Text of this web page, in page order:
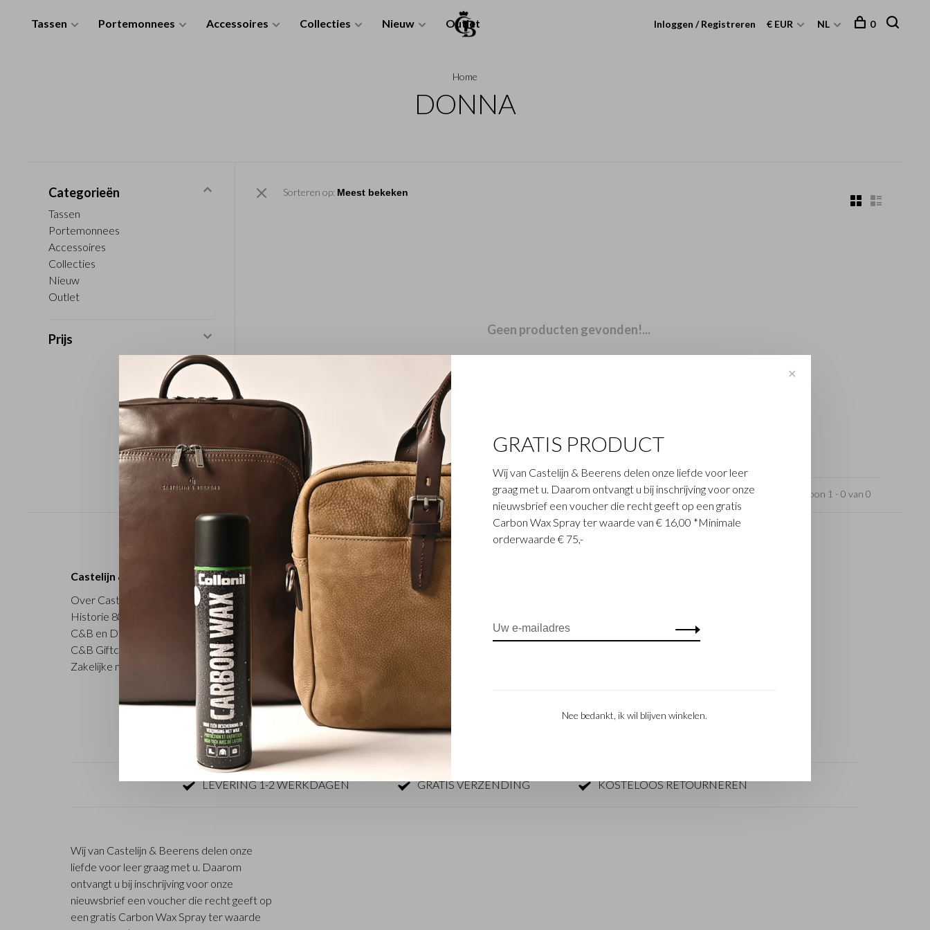
Tassen Portemonnees Accessoires Collecties Nieuw Outlet Inloggen / Registreren € EUR NL 0
Home
DONNA
Categorieën
Tassen
Portemonnees
Accessoires
Collecties
Nieuw
Outlet
Prijs
Sorteren op:
Geen producten gevonden!...
Sorteren op: Toon 1 - 0 van 0
Castelijn & Beerens
Over Castelijn & Beerens
Historie 80 jaar
C&B en Duurzaam ondernemen
C&B Giftcard
Zakelijke mogelijkheden
Officiële verkooppunten
Acties
Dealerlogin
Collecties
Betalen
LEVERING 1-2 WERKDAGEN GRATIS VERZENDING KOSTELOOS RETOURNEREN
Wij van Castelijn & Beerens delen onze
liefde voor leer graag met u. Daarom
ontvangt u bij inschrijving voor onze
nieuwsbrief een voucher die recht geeft op
een gratis Carbon Wax Spray ter waarde
✕
GRATIS PRODUCT
Wij van Castelijn & Beerens delen onze liefde voor leer
graag met u. Daarom ontvangt u bij inschrijving voor onze
nieuwsbrief een voucher die recht geeft op een gratis
Carbon Wax Spray ter waarde van € 16,00 *Minimale
orderwaarde € 75,-
Nee bedankt, ik wil blijven winkelen.